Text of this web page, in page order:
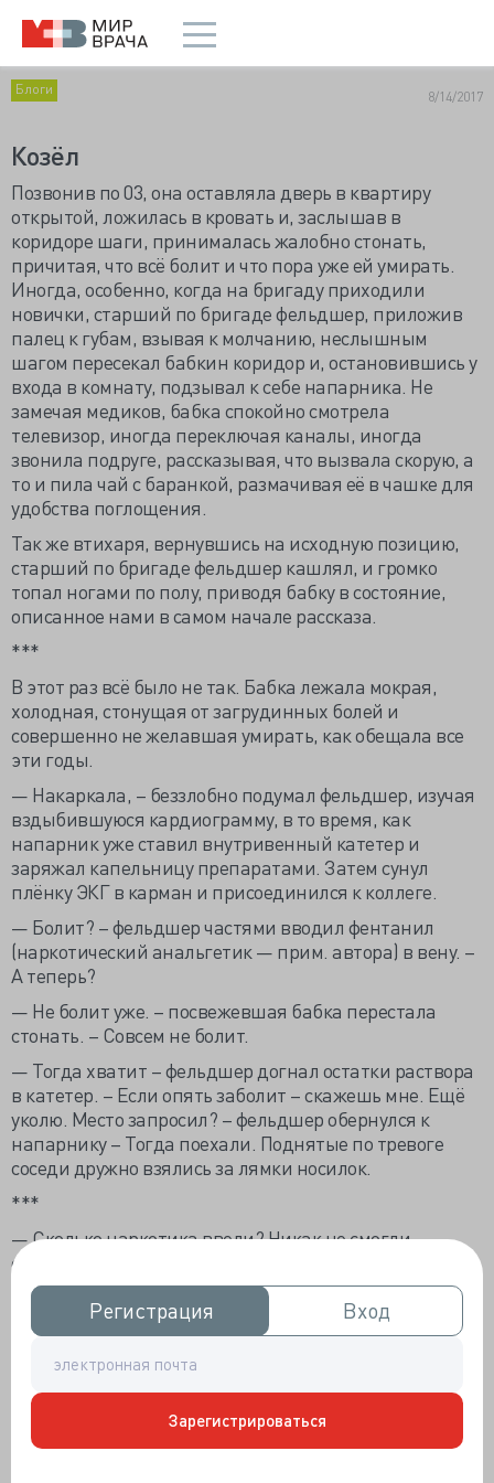
Регистрация
Регистрация Вход
Вход
Зарегистрироваться
Блоги 8/14/2017
Козёл
Позвонив по 03, она оставляла дверь в квартиру
открытой, ложилась в кровать и, заслышав в
коридоре шаги, принималась жалобно стонать,
причитая, что всё болит и что пора уже ей умирать.
Иногда, особенно, когда на бригаду приходили
новички, старший по бригаде фельдшер, приложив
палец к губам, взывая к молчанию, неслышным
шагом пересекал бабкин коридор и, остановившись у
входа в комнату, подзывал к себе напарника. Не
замечая медиков, бабка спокойно смотрела
телевизор, иногда переключая каналы, иногда
звонила подруге, рассказывая, что вызвала скорую, а
то и пила чай с баранкой, размачивая её в чашке для
удобства поглощения.
Так же втихаря, вернувшись на исходную позицию,
старший по бригаде фельдшер кашлял, и громко
топал ногами по полу, приводя бабку в состояние,
описанное нами в самом начале рассказа.
***
В этот раз всё было не так. Бабка лежала мокрая,
холодная, стонущая от загрудинных болей и
совершенно не желавшая умирать, как обещала все
эти годы.
— Накаркала, – беззлобно подумал фельдшер, изучая
вздыбившуюся кардиограмму, в то время, как
напарник уже ставил внутривенный катетер и
заряжал капельницу препаратами. Затем сунул
плёнку ЭКГ в карман и присоединился к коллеге.
— Болит? – фельдшер частями вводил фентанил
(наркотический анальгетик — прим. автора) в вену. –
А теперь?
— Не болит уже. – посвежевшая бабка перестала
стонать. – Совсем не болит.
— Тогда хватит – фельдшер догнал остатки раствора
в катетер. – Если опять заболит – скажешь мне. Ещё
уколю. Место запросил? – фельдшер обернулся к
напарнику – Тогда поехали. Поднятые по тревоге
соседи дружно взялись за лямки носилок.
***
— Сколько наркотика ввели? Никак не смогли
обойтись? Тётеньке 80 лет всё-таки. – врач
кардиореанимации принимал больную.
— Один кубик внутривенно. Уж очень болела.
— Ну, раз очень болела, тогда ладно. Тогда надо.
Главное не переборщить. – врач расписался в карте и
распрощался с бригадой.
***